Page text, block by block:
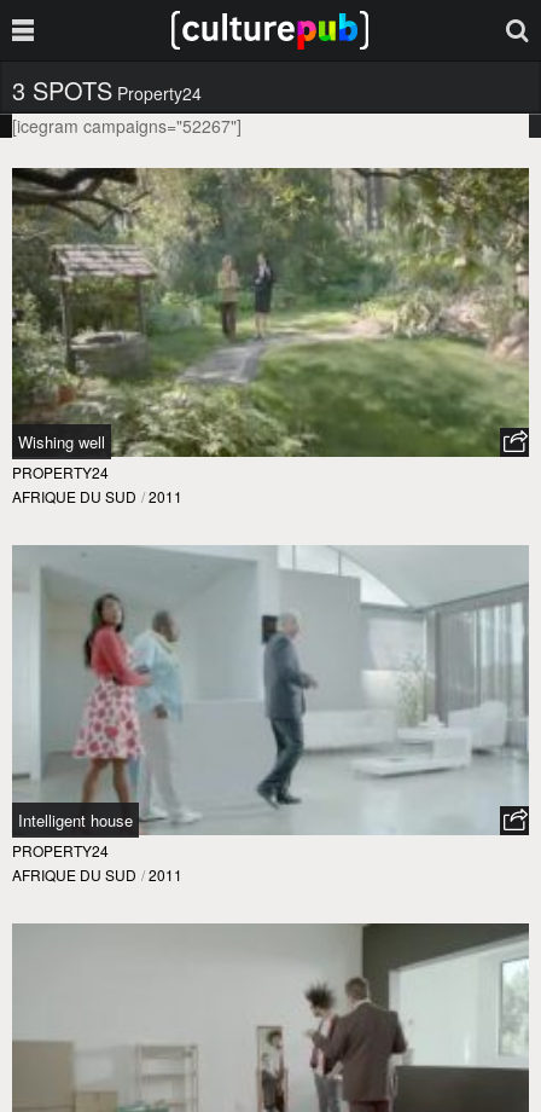
3 SPOTS Property24
[icegram campaigns="52267"]
Wishing well
PROPERTY24
AFRIQUE DU SUD / 2011
Intelligent house
PROPERTY24
AFRIQUE DU SUD / 2011